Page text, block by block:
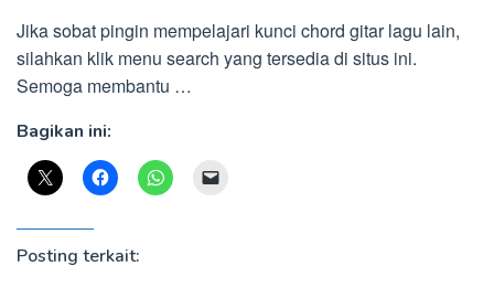
Jika sobat pingin mempelajari kunci chord gitar lagu lain,
silahkan klik menu search yang tersedia di situs ini.
Semoga membantu …
Bagikan ini:
Posting terkait: